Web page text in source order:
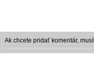
Ak chcete pridať komentár,